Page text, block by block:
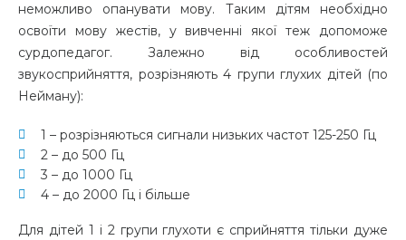
неможливо опанувати мову. Таким дітям необхідно
освоїти мову жестів, у вивченні якої теж допоможе
сурдопедагог. Залежно від особливостей
звукосприйняття, розрізняють 4 групи глухих дітей (по
Нейману):
1 – розрізняються сигнали низьких частот 125-250 Гц
2 – до 500 Гц
3 – до 1000 Гц
4 – до 2000 Гц і більше
Для дітей 1 і 2 групи глухоти є сприйняття тільки дуже